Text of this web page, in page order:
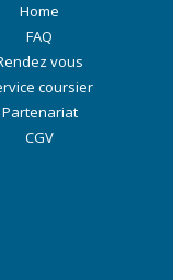
Home
FAQ
vous
coursier
Partenariat
CGV